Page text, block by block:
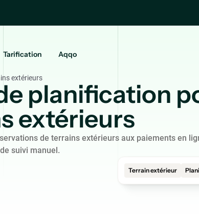
Tarification Aqqo
extérieurs
planification
extérieurs
de terrains extérieurs aux paiements en
suivi manuel.
Terrain extérieur